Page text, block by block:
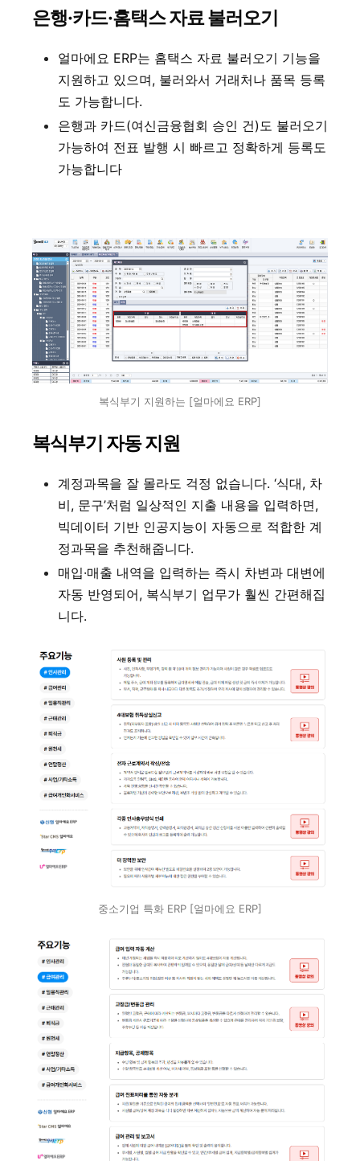
은행·카드·홈택스 자료 불러오기
얼마에요 ERP는 홈택스 자료 불러오기 기능을
지원하고 있으며, 불러와서 거래처나 품목 등록
도 가능합니다.
은행과 카드(여신금융협회 승인 건)도 불러오기
가능하여 전표 발행 시 빠르고 정확하게 등록도
가능합니다
복식부기 지원하는 [얼마에요 ERP]
복식부기 자동 지원
계정과목을 잘 몰라도 걱정 없습니다. ‘식대, 차
비, 문구’처럼 일상적인 지출 내용을 입력하면,
빅데이터 기반 인공지능이 자동으로 적합한 계
정과목을 추천해줍니다.
매입·매출 내역을 입력하는 즉시 차변과 대변에
자동 반영되어, 복식부기 업무가 훨씬 간편해집
니다.
중소기업 특화 ERP [얼마에요 ERP]